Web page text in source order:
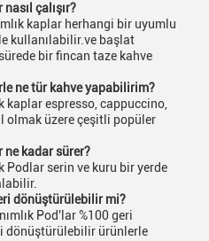
çalışır?
kaplar herhangi bir uyumlu
kullanılabilir.ve başlat
bir fincan taze kahve
ne tür kahve yapabilirim?
kaplar espresso, cappuccino,
olmak üzere çeşitli popüler
ne kadar sürer?
Podlar serin ve kuru bir yerde
dönüştürülebilir mi?
Pod'lar %100 geri
dönüştürülebilir ürünlerle